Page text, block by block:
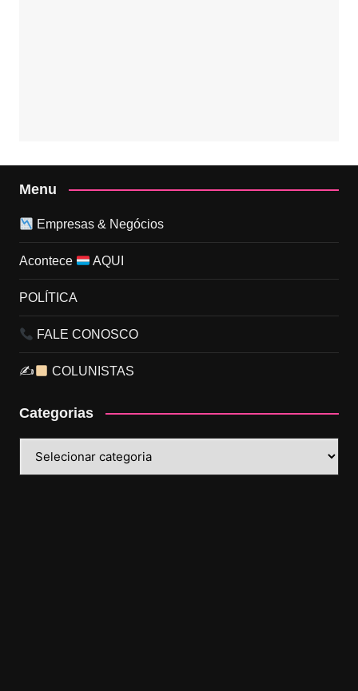
Menu
Empresas & Negócios
Acontece AQUI
POLÍTICA
FALE CONOSCO
✍ COLUNISTAS
Categorias